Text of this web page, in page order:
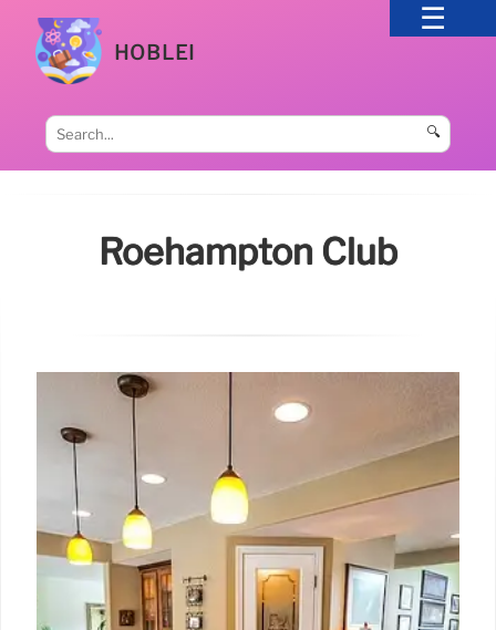
HOBLEI
🔍
Roehampton Club